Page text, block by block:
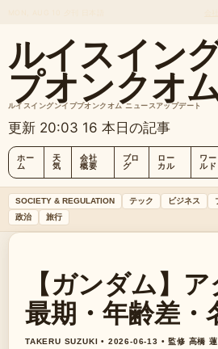
ルイスイン
プオンクオ
ルイスイングンイププオンクオム ニュースアップデート
更新 20:03 16 本日の記事
ホー
ム
天
気
会社
概要
ブロ
グ
ロー
カル
ワー
ルド
SOCIETY & REGULATION テック ビジネス
政治
旅行
【ガンダム】
最期・年齢差
TAKERU SUZUKI • 2026-06-13 • 監修 高橋 蓮